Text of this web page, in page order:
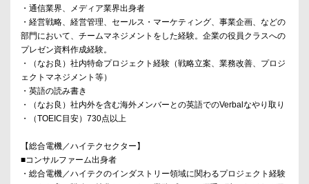
・通信業界、メディア業界出身者
・経営戦略、経営管理、セールス・マーケティング、事業企画、などの
部門において、チームマネジメントをした経験。企業の役員クラスへの
プレゼン資料作成経験。
・（なお良）社内特命プロジェクト経験（戦略立案、業務改善、プロジ
ェクトマネジメント等）
・英語の読み書き
・（なお良）社内外を含む海外メンバーとの英語でのVerbalなやり取り
・（TOEIC目安）730点以上
【総合電機／ハイテクセクター】
■コンサルファーム出身者
・総合電機／ハイテクのインダストリー領域に関わるプロジェクト経験